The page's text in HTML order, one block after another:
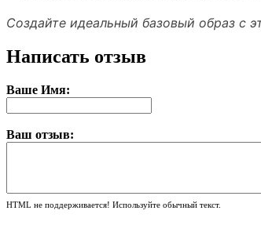
Создайте идеальный базовый образ с
Написать отзыв
Ваше Имя:
Ваш отзыв:
HTML не поддерживается! Используйте обычный текст.